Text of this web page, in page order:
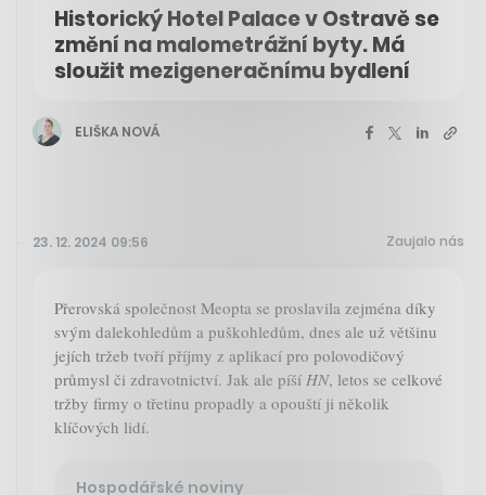
Historický Hotel Palace v Ostravě se
změní na malometrážní byty. Má
sloužit mezigeneračnímu bydlení
ELIŠKA NOVÁ
23. 12. 2024 09:56 Zaujalo nás
Přerovská společnost Meopta se proslavila zejména díky
svým dalekohledům a puškohledům, dnes ale už většinu
jejích tržeb tvoří příjmy z aplikací pro polovodičový
průmysl či zdravotnictví. Jak ale píší HN, letos se celkové
tržby firmy o třetinu propadly a opouští ji několik
klíčových lidí.
Hospodářské noviny